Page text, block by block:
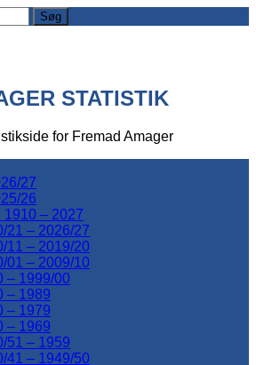
STATISTIK
for Fremad Amager
27
26
1910 – 2027
21 – 2026/27
11 – 2019/20
01 – 2009/10
– 1999/00
– 1989
– 1979
– 1969
51 – 1959
41 – 1949/50